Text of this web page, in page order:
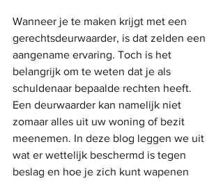
Wanneer je te maken krijgt met een
gerechtsdeurwaarder, is dat zelden een
aangename ervaring. Toch is het
belangrijk om te weten dat je als
schuldenaar bepaalde rechten heeft.
Een deurwaarder kan namelijk niet
zomaar alles uit uw woning of bezit
meenemen. In deze blog leggen we uit
wat er wettelijk beschermd is tegen
beslag en hoe je zich kunt wapenen